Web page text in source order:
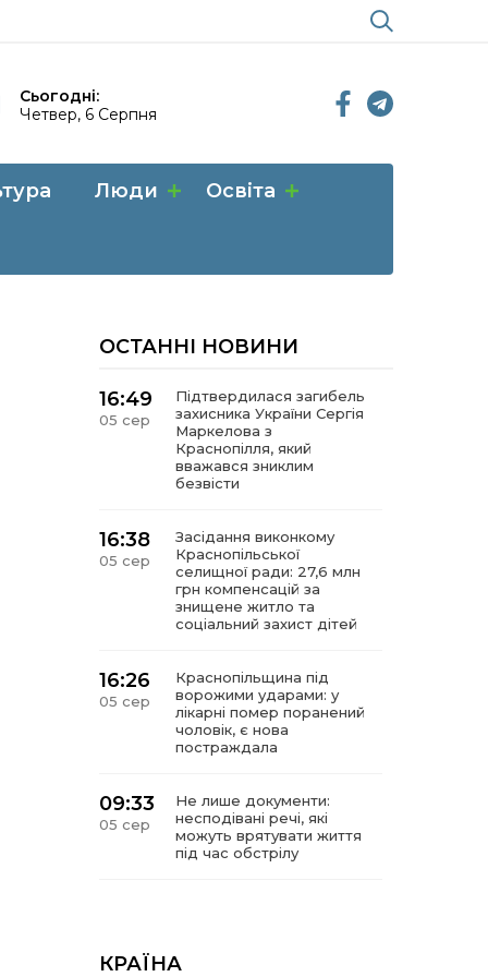
Сьогодні:
Четвер, 6 Серпня
Люди Освіта
ОСТАННІ НОВИНИ
16:49
05 сер
Підтвердилася загибель
захисника України Сергія
Маркелова з
Краснопілля, який
вважався зниклим
безвісти
16:38
05 сер
Засідання виконкому
Краснопільської
селищної ради: 27,6 млн
грн компенсацій за
знищене житло та
соціальний захист дітей
16:26
05 сер
Краснопільщина під
ворожими ударами: у
лікарні помер поранений
чоловік, є нова
постраждала
09:33
05 сер
Не лише документи:
несподівані речі, які
можуть врятувати життя
під час обстрілу
КРАЇНА